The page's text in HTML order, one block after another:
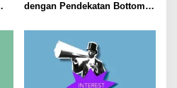
dengan Pendekatan Bottom-